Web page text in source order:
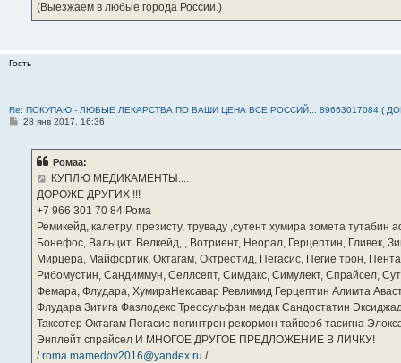
(Выезжаем в любые города России.)
Гость
Re: ПОКУПАЮ - ЛЮБЫЕ ЛЕКАРСТВА ПО ВАШИ ЦЕНА ВСЕ РОССИЙ... 89663017084 (
С28 янв 2017, 16:36
Ромаа:
КУПЛЮ МЕДИКАМЕНТЫ....
ДОРОЖЕ ДРУГИХ !!!
‪+7 966 301 70 84‬ Рома
Ремикейд, калетру, презисту, труваду ,сутент хумира зомета
Бонефос, Вальцит, Велкейд, , Вотриент, Неорал, Герцептин, Гливек,
Мирцера, Майфортик, Октагам, Октреотид, Пегасис, Пегие трон,
Рибомустин, Сандиммун, Селлсепт, Симдакс, Симулект, Спрайсел,
Фемара, Флудара, ХумираНексавар Ревлимид Герцептин Алимта
Флудара Зитига Фазлодекс Треосульфан медак Сандостатин
Таксотер Октагам Пегасис пегинтрон рекормон тайверб тасигна
Энплейт спрайсел И МНОГОЕ ДРУГОЕ ПРЕДЛОЖЕНИЕ В ЛИЧКУ!
/roma.mamedov2016@yandex.ru /